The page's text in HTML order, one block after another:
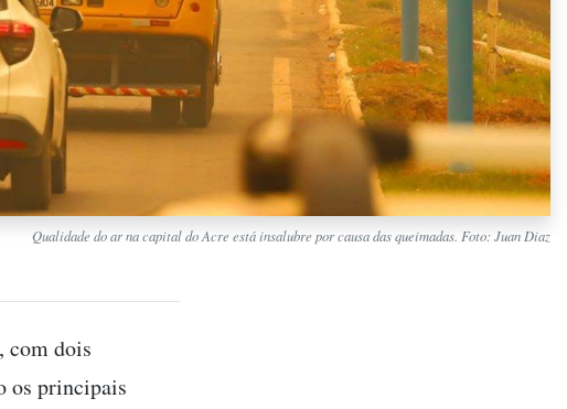
Qualidade do ar na capital do Acre está insalubre por causa das queimadas. Foto: Juan Diaz
com dois
os principais